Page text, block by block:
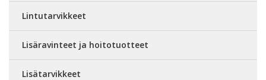
Lintutarvikkeet
Lisäravinteet ja hoitotuotteet
Lisätarvikkeet